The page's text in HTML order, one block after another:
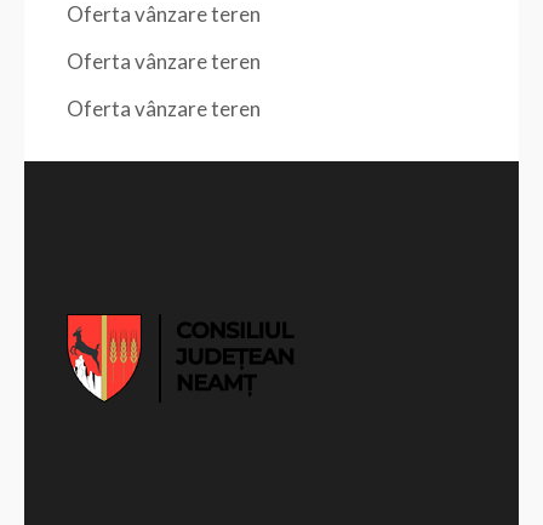
Oferta vânzare teren
Oferta vânzare teren
Oferta vânzare teren